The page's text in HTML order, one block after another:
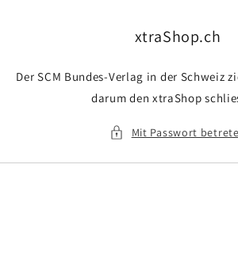
xtraShop.ch
Der SCM Bundes-Verlag in der Schweiz
darum den xtraShop
Mit Passwort